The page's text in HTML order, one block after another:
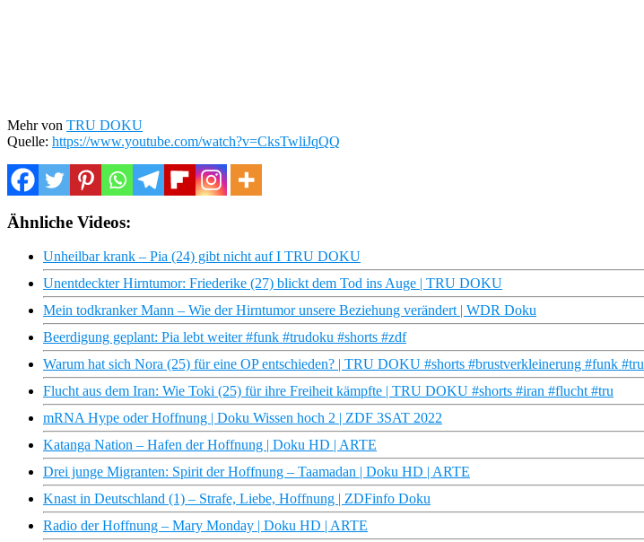
Mehr von TRU DOKU
Quelle: https://www.youtube.com/watch?v=CksTwliJqQQ
Ähnliche Videos:
Unheilbar krank – Pia (24) gibt nicht auf I TRU DOKU
Unentdeckter Hirntumor: Friederike (27) blickt dem Tod ins Auge | TRU DOKU
Mein todkranker Mann – Wie der Hirntumor unsere Beziehung verändert | WDR Doku
Beerdigung geplant: Pia lebt weiter #funk #trudoku #shorts #zdf
Warum hat sich Nora (25) für eine OP entschieden? | TRU DOKU #shorts #brustverkleinerung #funk #tru
Flucht aus dem Iran: Wie Toki (25) für ihre Freiheit kämpfte | TRU DOKU #shorts #iran #flucht #tru
mRNA Hype oder Hoffnung | Doku Wissen hoch 2 | ZDF 3SAT 2022
Katanga Nation – Hafen der Hoffnung | Doku HD | ARTE
Drei junge Migranten: Spirit der Hoffnung – Taamadan | Doku HD | ARTE
Knast in Deutschland (1) – Strafe, Liebe, Hoffnung | ZDFinfo Doku
Radio der Hoffnung – Mary Monday | Doku HD | ARTE